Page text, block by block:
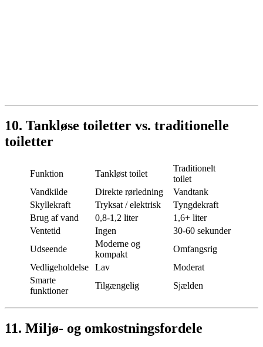
10. Tankløse toiletter vs. traditionelle
toiletter
Funktion Tankløst toilet
Traditionelt
toilet
Vandkilde
Direkte rørledning
Vandtank
Skyllekraft
Tryksat / elektrisk
Tyngdekraft
Brug af vand
0,8-1,2 liter
1,6+ liter
Ventetid
Ingen
30-60 sekunder
Udseende
Moderne og
kompakt
Omfangsrig
Vedligeholdelse
Lav
Moderat
Smarte
funktioner
Tilgængelig Sjælden
11. Miljø- og omkostningsfordele